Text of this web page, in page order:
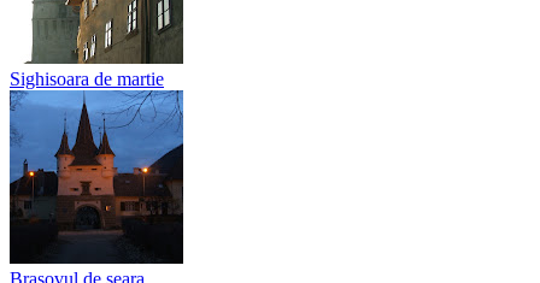
Sighisoara de martie
Brasovul de seara